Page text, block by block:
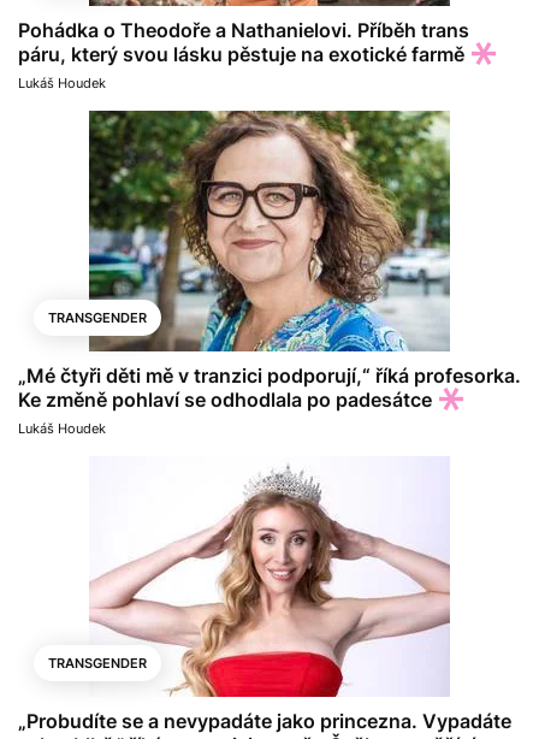
Pohádka o Theodoře a Nathanielovi. Příběh trans
páru, který svou lásku pěstuje na exotické farmě
Lukáš Houdek
TRANSGENDER
„Mé čtyři děti mě v tranzici podporují,“ říká profesorka.
Ke změně pohlaví se odhodlala po padesátce
Lukáš Houdek
TRANSGENDER
„Probudíte se a nevypadáte jako princezna. Vypadáte